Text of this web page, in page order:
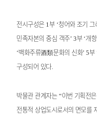
전시구성은 1부 ‘청어와 조기
민족자본의 중심 객주’ 3부 ‘개
‘백화주류酒類문화의 신화’ 5부
구성되어 있다.
박물관 관계자는 “이번 기획전
전통적 상업도시로서의 면모를